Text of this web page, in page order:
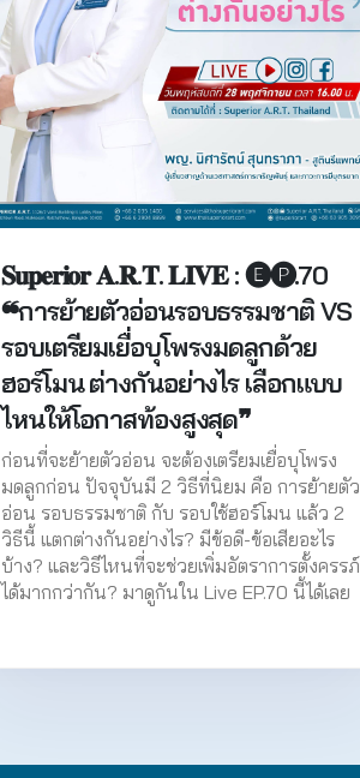
𝐒𝐮𝐩𝐞𝐫𝐢𝐨𝐫 𝐀.𝐑.𝐓. 𝐋𝐈𝐕𝐄 : 🅔🅟.70
❝การย้ายตัวอ่อนรอบธรรมชาติ VS
รอบเตรียมเยื่อบุโพรงมดลูกด้วย
ฮอร์โมน ต่างกันอย่างไร เลือกแบบ
ไหนให้โอกาสท้องสูงสุด❞
ก่อนที่จะย้ายตัวอ่อน จะต้องเตรียมเยื่อบุโพรง
มดลูกก่อน ปัจจุบันมี 2 วิธีที่นิยม คือ การย้ายตัว
อ่อน รอบธรรมชาติ กับ รอบใช้ฮอร์โมน แล้ว 2
วิธีนี้ แตกต่างกันอย่างไร? มีข้อดี-ข้อเสียอะไร
บ้าง? และวิธีไหนที่จะช่วยเพิ่มอัตราการตั้งครรภ์
ได้มากกว่ากัน? มาดูกันใน Live EP.70 นี้ได้เลย